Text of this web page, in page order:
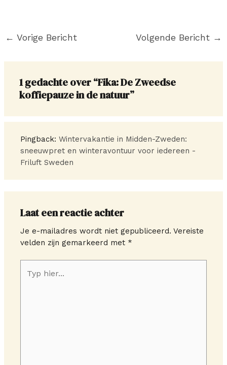
← Vorige Bericht Volgende Bericht →
1 gedachte over “Fika: De Zweedse
koffiepauze in de natuur”
Pingback:Wintervakantie in Midden-Zweden:
sneeuwpret en winteravontuur voor iedereen -
Friluft Sweden
Laat een reactie achter
Je e-mailadres wordt niet gepubliceerd. Vereiste
velden zijn gemarkeerd met *
hier...